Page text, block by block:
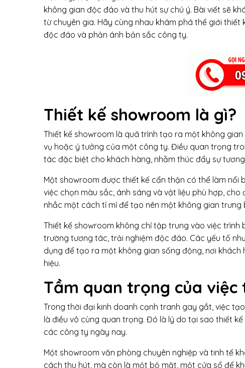
không gian độc đáo và thu hút sự chú ý. Bài viết sẽ
từ chuyên gia. Hãy cùng nhau khám phá thế giới
độc đáo và phản ánh bản sắc công ty.
Thiết kế showroom là gì?
Thiết kế showroom là quá trình tạo ra một không
vụ hoặc ý tưởng của một công ty. Điều quan trọng
tác đặc biệt cho khách hàng, nhằm thúc đẩy sự
Một showroom được thiết kế cẩn thận có thể làm nổi
việc chọn màu sắc, ánh sáng và vật liệu phù hợp,
nhắc một cách tỉ mỉ để tạo nên một không gian trưng
Thiết kế showroom không chỉ tập trung vào việc
trường tương tác, trải nghiệm độc đáo. Các yếu tố
dụng để tạo ra một không gian sống động, nơi
hiệu.
Tầm quan trọng của
Trong thời đại kinh doanh cạnh tranh gay gắt, việc
là điều vô cùng quan trọng. Đó là lý do tại sao thiết
các công ty ngày nay.
Một showroom văn phòng chuyên nghiệp và tinh tế
cách thu hút, mà còn là một bộ mặt, một cửa sổ để